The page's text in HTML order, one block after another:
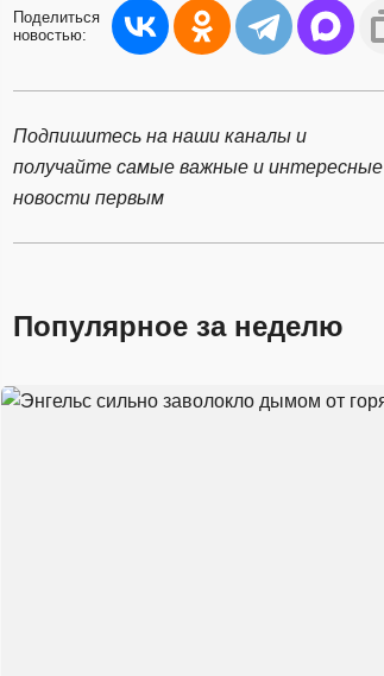
Поделиться
новостью:
Подпишитесь на наши каналы и
получайте самые важные и интересные
новости первым
Популярное за неделю